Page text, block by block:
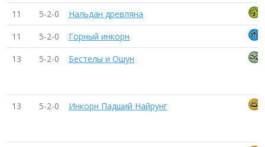
11 5-2-0
Нальдан древляна
11
5-2-0
Горный инкорн
13
5-2-0 Бестелы и Ошун
13 5-2-0 Инкорн Падший Найрунг